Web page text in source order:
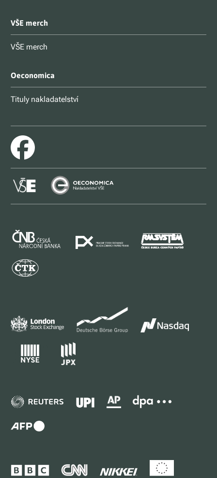
VŠE merch
VŠE merch
Oeconomica
Tituly nakladatelství